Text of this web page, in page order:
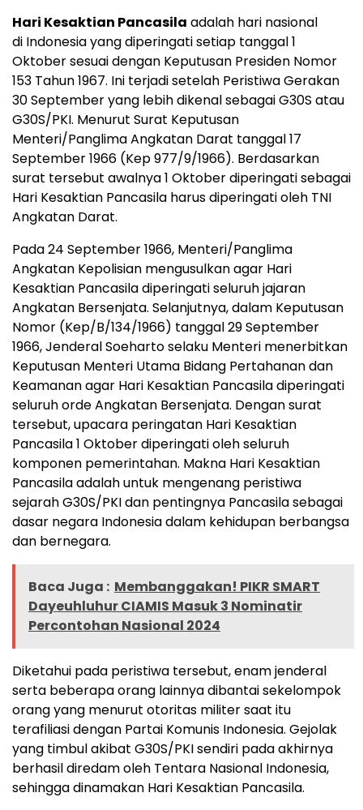
Hari Kesaktian Pancasila adalah hari nasional
di Indonesia yang diperingati setiap tanggal 1
Oktober sesuai dengan Keputusan Presiden Nomor
153 Tahun 1967. Ini terjadi setelah Peristiwa Gerakan
30 September yang lebih dikenal sebagai G30S atau
G30S/PKI. Menurut Surat Keputusan
Menteri/Panglima Angkatan Darat tanggal 17
September 1966 (Kep 977/9/1966). Berdasarkan
surat tersebut awalnya 1 Oktober diperingati sebagai
Hari Kesaktian Pancasila harus diperingati oleh TNI
Angkatan Darat.
Pada 24 September 1966, Menteri/Panglima
Angkatan Kepolisian mengusulkan agar Hari
Kesaktian Pancasila diperingati seluruh jajaran
Angkatan Bersenjata. Selanjutnya, dalam Keputusan
Nomor (Kep/B/134/1966) tanggal 29 September
1966, Jenderal Soeharto selaku Menteri menerbitkan
Keputusan Menteri Utama Bidang Pertahanan dan
Keamanan agar Hari Kesaktian Pancasila diperingati
seluruh orde Angkatan Bersenjata. Dengan surat
tersebut, upacara peringatan Hari Kesaktian
Pancasila 1 Oktober diperingati oleh seluruh
komponen pemerintahan. Makna Hari Kesaktian
Pancasila adalah untuk mengenang peristiwa
sejarah G30S/PKI dan pentingnya Pancasila sebagai
dasar negara Indonesia dalam kehidupan berbangsa
dan bernegara.
Baca Juga : Membanggakan! PIKR SMART
Dayeuhluhur CIAMIS Masuk 3 Nominatir
Percontohan Nasional 2024
Diketahui pada peristiwa tersebut, enam jenderal
serta beberapa orang lainnya dibantai sekelompok
orang yang menurut otoritas militer saat itu
terafiliasi dengan Partai Komunis Indonesia. Gejolak
yang timbul akibat G30S/PKI sendiri pada akhirnya
berhasil diredam oleh Tentara Nasional Indonesia,
sehingga dinamakan Hari Kesaktian Pancasila.